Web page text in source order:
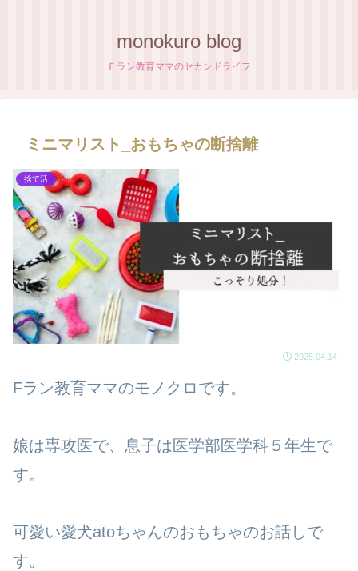
monokuro blog
Ｆラン教育ママのセカンドライフ
ミニマリスト_おもちゃの断捨離
捨て活
2025.04.14
Fラン教育ママのモノクロです。
娘は専攻医で、息子は医学部医学科５年生で
す。
可愛い愛犬atoちゃんのおもちゃのお話しで
す。